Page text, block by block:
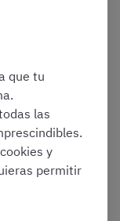
, no tiene
experimentar
os resulta útil o
que tu
las
y
permitir